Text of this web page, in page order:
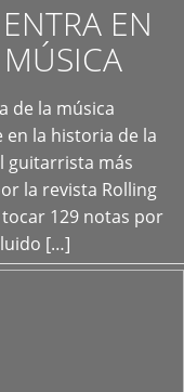
EN
de la música
la historia de la
guitarrista más
la revista Rolling
129 notas por
[…]